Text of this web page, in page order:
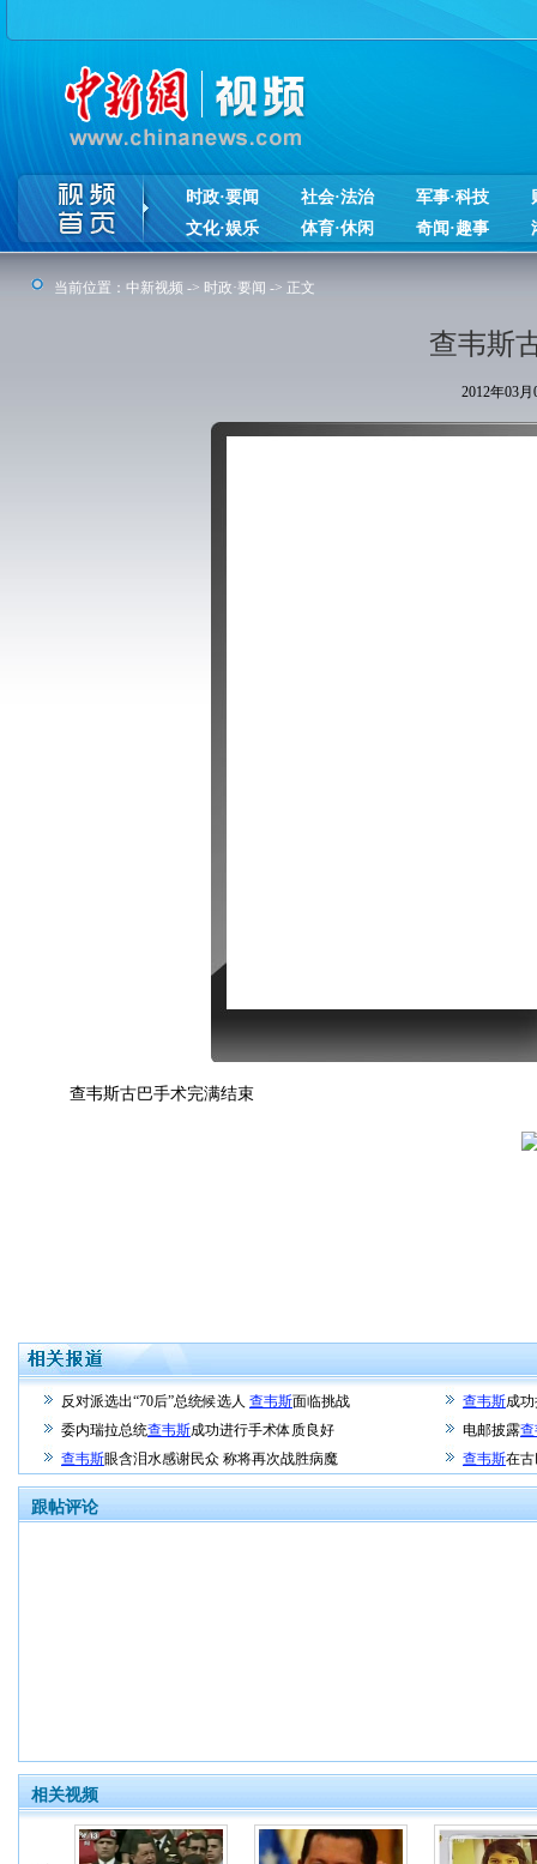
时政·要闻 社会·法治 军事·科技
文化·娱乐
体育·休闲 奇闻·趣事
当前位置： 中新视频 -> 时政·要闻 -> 正文
查韦斯
2012年03
查韦斯古巴手术完满结束
反对派选出“70后”总统候选人 查韦斯面临挑战 查韦斯成
委内瑞拉总统查韦斯成功进行手术体质良好 电邮披露
查韦斯眼含泪水感谢民众 称将再次战胜病魔 查韦斯在
跟帖评论
相关视频